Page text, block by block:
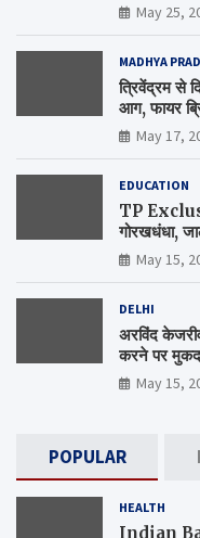
May 25,
MADHYA
त्रिवेंद्रम से
आग, फायर
May 17,
EDUCATION
TP
गोरखधंधा,
कब जागेगा ?
May 15,
DELHI
अरविंद
करने पर
May 15,
POPULAR
HEALTH
Indian